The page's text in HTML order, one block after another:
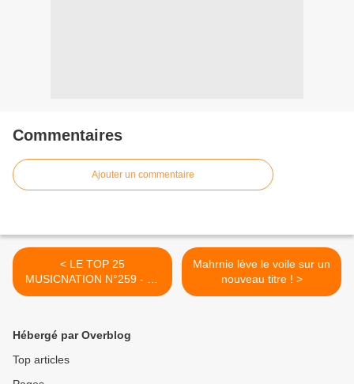
Commentaires
Ajouter un commentaire
< LE TOP 25
MUSICNATION N°259 - 24
MAI 2020
Mahrnie lève le voile sur un
nouveau titre ! >
Hébergé par Overblog
Top articles